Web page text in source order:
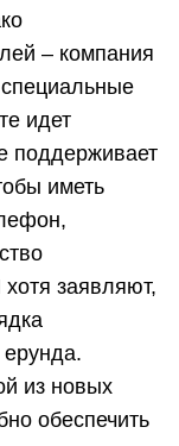
– компания
идет
поддерживает
иметь
заявляют,
из новых
обеспечить